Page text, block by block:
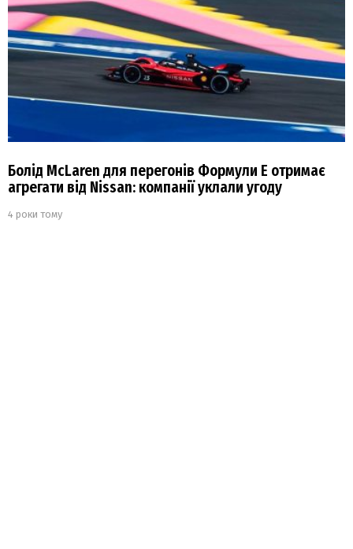
Болід McLaren для перегонів Формули Е отримає
агрегати від Nissan: компанії уклали угоду
4 роки тому